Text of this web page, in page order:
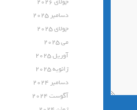
دسامبر 2025
جولای 2025
می 2025
آوریل 2025
ژانویه 2025
دسامبر 2024
آگوست 2024